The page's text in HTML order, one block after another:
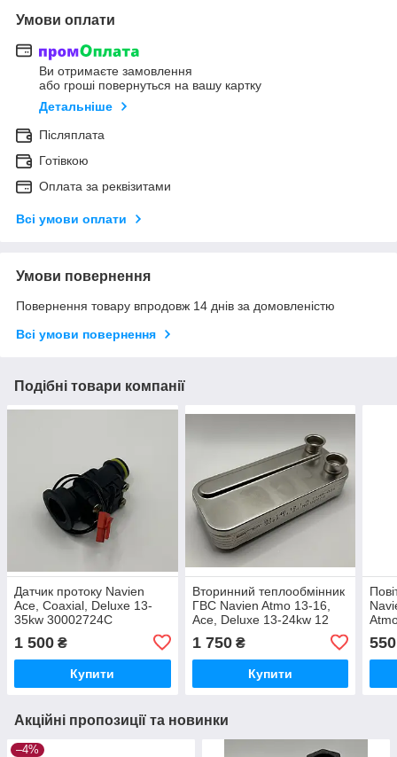
Умови оплати
Ви отримаєте замовлення
або гроші повернуться на вашу картку
Детальніше
Післяплата
Готівкою
Оплата за реквізитами
Всі умови оплати
Умови повернення
Повернення товару впродовж 14 днів за домовленістю
Всі умови повернення
Подібні товари компанії
Датчик протоку Navien
Ace, Coaxial, Deluxe 13-
35kw 30002724C
1 500 ₴
Купити
Вторинний теплообмінник
ГВС Navien Atmo 13-16,
Ace, Deluxe 13-24kw 12
1 750₴
Купити
550
Акційні пропозиції та новинки
–4%